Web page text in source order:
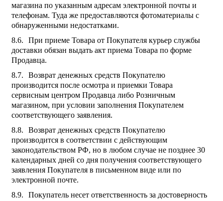
магазина по указанным адресам электронной почты и
телефонам. Туда же предоставляются фотоматериалы с
обнаруженными недостатками.
При приеме Товара от Покупателя курьер службы
доставки обязан выдать акт приема Товара по форме
Продавца.
Возврат денежных средств Покупателю
производится после осмотра и приемки Товара
сервисным центром Продавца либо Розничным
магазином, при условии заполнения Покупателем
соответствующего заявления.
Возврат денежных средств Покупателю
производится в соответствии с действующим
законодательством РФ, но в любом случае не позднее 30
календарных дней со дня получения соответствующего
заявления Покупателя в письменном виде или по
электронной почте.
Покупатель несет ответственность за достоверность